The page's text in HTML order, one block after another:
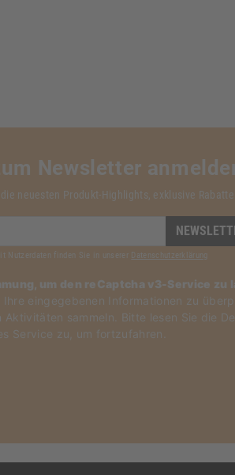
Newsletter
neuesten Produkt-Highlights, exklusive Rabatte
Nutzerdaten finden Sie in unserer Datenschutzerklärung
um den reCaptcha v3-Service zu
Ihre eingegebenen Informationen zu
Aktivitäten sammeln. Bitte lesen Sie die
Service zu , um fortzufahren.